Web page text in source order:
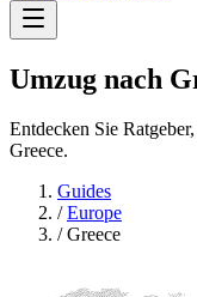
Umzug nach
Entdecken Sie
Greece.
Guides
/Europe
/Greece